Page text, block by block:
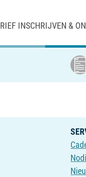
INSCHRIJVEN &